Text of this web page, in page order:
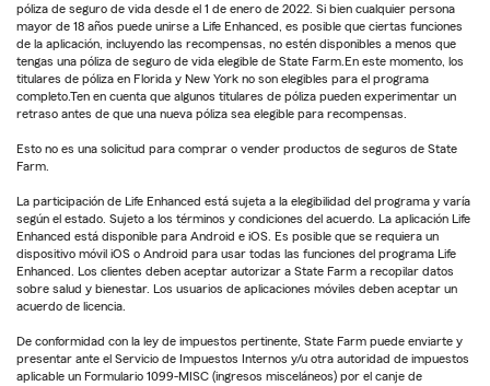
póliza de seguro de vida desde el 1 de enero de 2022. Si bien cualquier persona
mayor de 18 años puede unirse a Life Enhanced, es posible que ciertas funciones
de la aplicación, incluyendo las recompensas, no estén disponibles a menos que
tengas una póliza de seguro de vida elegible de State Farm.En este momento, los
titulares de póliza en Florida y New York no son elegibles para el programa
completo.Ten en cuenta que algunos titulares de póliza pueden experimentar un
retraso antes de que una nueva póliza sea elegible para recompensas.
Esto no es una solicitud para comprar o vender productos de seguros de State
Farm.
La participación de Life Enhanced está sujeta a la elegibilidad del programa y varía
según el estado. Sujeto a los términos y condiciones del acuerdo. La aplicación Life
Enhanced está disponible para Android e iOS. Es posible que se requiera un
dispositivo móvil iOS o Android para usar todas las funciones del programa Life
Enhanced. Los clientes deben aceptar autorizar a State Farm a recopilar datos
sobre salud y bienestar. Los usuarios de aplicaciones móviles deben aceptar un
acuerdo de licencia.
De conformidad con la ley de impuestos pertinente, State Farm puede enviarte y
presentar ante el Servicio de Impuestos Internos y/u otra autoridad de impuestos
aplicable un Formulario 1099-MISC (ingresos misceláneos) por el canje de